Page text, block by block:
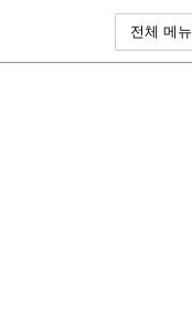
전체 메뉴